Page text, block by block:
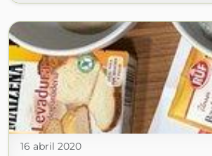
16 abril 2020